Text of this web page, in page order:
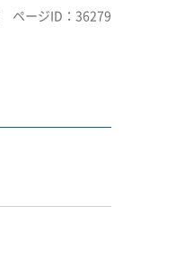
ページID：36279